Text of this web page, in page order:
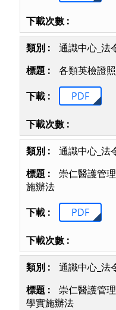
通識中心_法
各類英檢證
PDF
通識中心_法
崇仁醫護管
施辦法
PDF
通識中心_法
崇仁醫護管
學實施辦法